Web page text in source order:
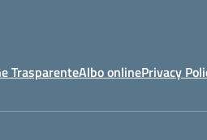
TrasparenteAlbo onlinePrivacy